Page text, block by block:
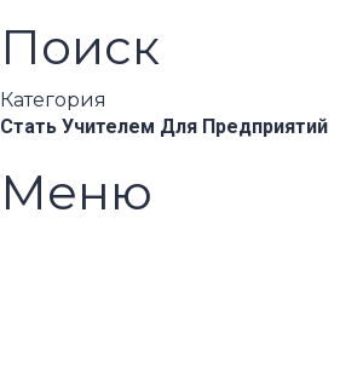
Поиск
Категория
Стать Учителем Для Предприятий
Меню